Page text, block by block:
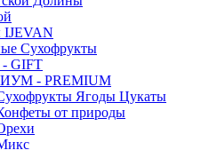
IJEVAN
Сухофрукты
GIFT
- PREMIUM
Ягоды Цукаты
от природы